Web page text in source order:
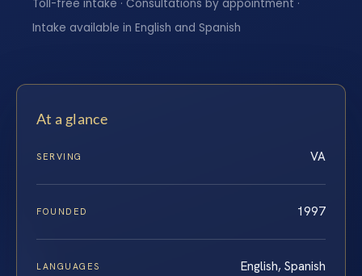
Toll-free intake · Consultations by appointment ·
Intake available in English and Spanish
At a glance
SERVING VA
FOUNDED 1997
LANGUAGES English, Spanish